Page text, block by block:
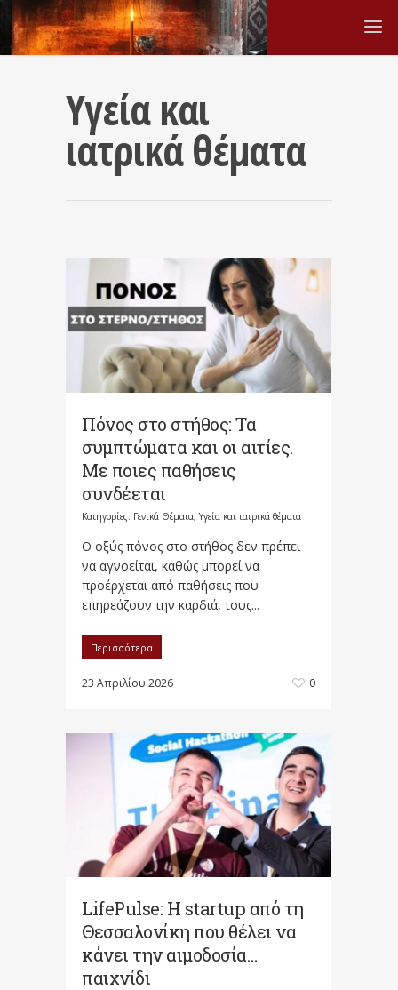
Υγεία και
ιατρικά θέματα
Πόνος στο στήθος: Τα
συμπτώματα και οι αιτίες.
Με ποιες παθήσεις
συνδέεται
Κατηγορίες: Γενικά Θέματα, Υγεία και ιατρικά θέματα
Ο οξύς πόνος στο στήθος δεν πρέπει
να αγνοείται, καθώς μπορεί να
προέρχεται από παθήσεις που
επηρεάζουν την καρδιά, τους...
Περισσότερα
23 Απριλίου 2026 0
LifePulse: Η startup από τη
Θεσσαλονίκη που θέλει να
κάνει την αιμοδοσία…
παιχνίδι